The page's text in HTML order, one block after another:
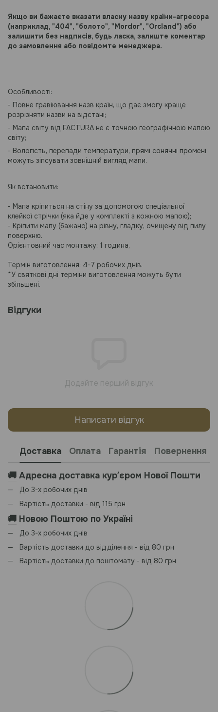
Якщо ви бажаєте вказати власну назву країни-агресора
(наприклад, "404", "болото", "Mordor", "Orcland") або
залишити без надписів, будь ласка, залиште коментар
до замовлення або повідомте менеджера.
Особливості:
- Повне гравіювання назв країн, що дає змогу краще
розрізняти назви на відстані;
- Мапа світу від FACTURA не є точною географічною мапою
світу;
- Вологість, перепади температури, прямі сонячні промені
можуть зіпсувати зовнішній вигляд мапи.
Як встановити:
- Мапа кріпиться на стіну за допомогою спеціальної
клейкої стрічки (яка йде у комплекті з кожною мапою);
- Кріпити мапу (бажано) на рівну, гладку, очищену від пилу
поверхню.
Орієнтовний час монтажу: 1 година,
Термін виготовлення: 4-7 робочих днів.
*У святкові дні терміни виготовлення можуть бути
збільшені.
Відгуки
Додайте перший відгук
Написати відгук
Доставка Оплата Гарантія Повернення
🚚 Адресна доставка курʼєром Нової Пошти
До 3-х робочих днів
Вартість доставки - від 115 грн
🚚 Новою Поштою по Україні
До 3-х робочих днів
Вартість доставки до відділення - від 80 грн
Вартість доставки до поштомату - від 80 грн